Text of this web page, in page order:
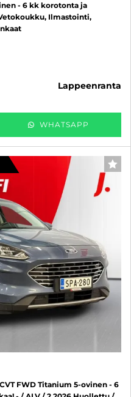
- 6 kk korotonta ja
Ilmastointi,
lappeenranta
WHATSAPP
FWD Titanium 5-ovinen - 6